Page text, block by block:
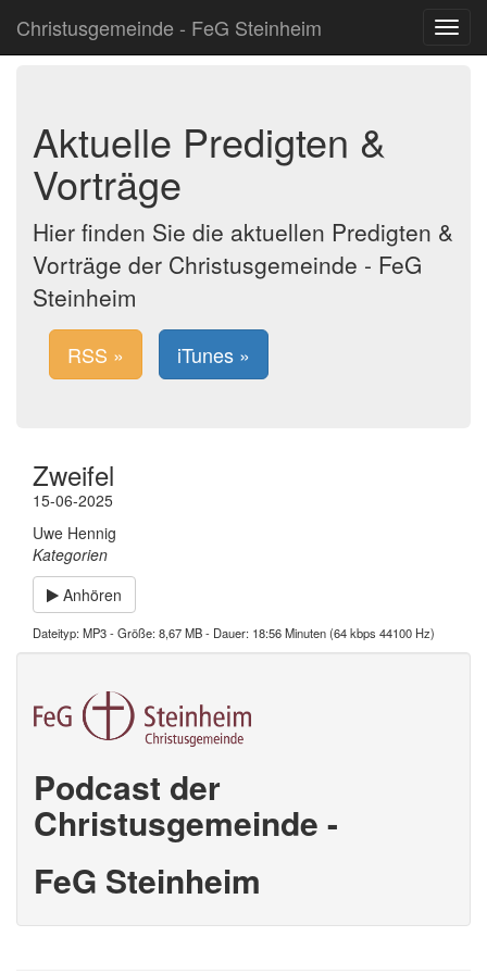
Christusgemeinde - FeG Steinheim
Toggle
Aktuelle Predigten &
Vorträge
Hier finden Sie die aktuellen Predigten &
Vorträge der Christusgemeinde - FeG
Steinheim
RSS » iTunes »
Zweifel
15-06-2025
Uwe Hennig
Kategorien
Anhören
Dateityp: MP3 - Größe: 8,67 MB - Dauer: 18:56 Minuten (64 kbps 44100 Hz)
Podcast der
Christusgemeinde -
FeG Steinheim